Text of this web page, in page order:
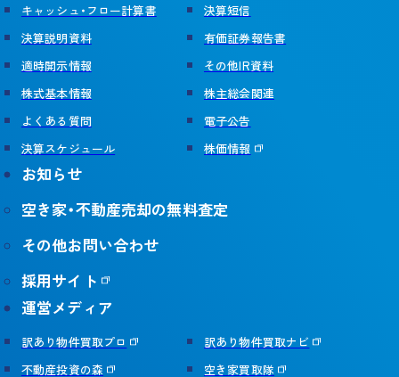
キャッシュ・フロー計算書
決算短信
決算説明資料
有価証券報告書
適時開示情報
その他IR資料
株式基本情報
株主総会関連
よくある質問
電子公告
決算スケジュール
株価情報
お知らせ
空き家・不動産売却の無料査定
その他お問い合わせ
採用サイト
運営メディア
訳あり物件買取プロ
訳あり物件買取ナビ
不動産投資の森
空き家買取隊